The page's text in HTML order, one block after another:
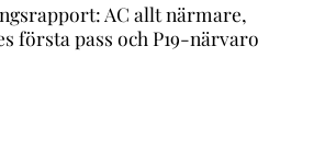
AC allt närmare,
första pass och P19-närvaro